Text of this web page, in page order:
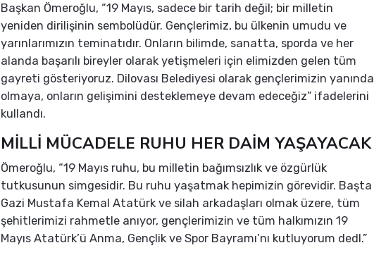
Başkan Ömeroğlu, “19 Mayıs, sadece bir tarih değil; bir milletin
yeniden dirilişinin sembolüdür. Gençlerimiz, bu ülkenin umudu ve
yarınlarımızın teminatıdır. Onların bilimde, sanatta, sporda ve her
alanda başarılı bireyler olarak yetişmeleri için elimizden gelen tüm
gayreti gösteriyoruz. Dilovası Belediyesi olarak gençlerimizin yanında
olmaya, onların gelişimini desteklemeye devam edeceğiz” ifadelerini
kullandı.
MİLLİ MÜCADELE RUHU HER DAİM YAŞAYACAK
Ömeroğlu, “19 Mayıs ruhu, bu milletin bağımsızlık ve özgürlük
tutkusunun simgesidir. Bu ruhu yaşatmak hepimizin görevidir. Başta
Gazi Mustafa Kemal Atatürk ve silah arkadaşları olmak üzere, tüm
şehitlerimizi rahmetle anıyor, gençlerimizin ve tüm halkımızın 19
Mayıs Atatürk’ü Anma, Gençlik ve Spor Bayramı’nı kutluyorum dedl.”